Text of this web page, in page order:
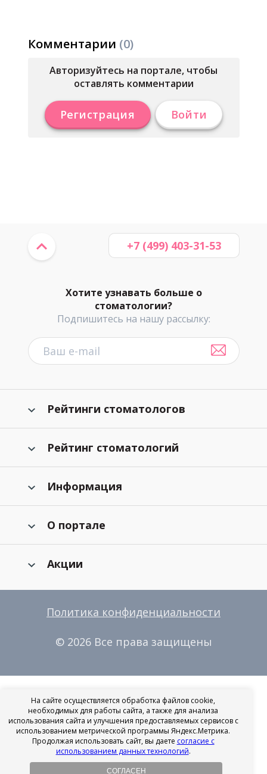
Комментарии (0)
Авторизуйтесь на портале, чтобы
оставлять комментарии
Регистрация Войти
Хотите узнавать больше о
стоматологии?
Подпишитесь на нашу рассылку:
+7 (499) 403-31-53
Рейтинги стоматологов
Рейтинг стоматологий
Информация
О портале
Акции
Политика конфиденциальности
© 2026 Все права защищены
На сайте осуществляется обработка файлов cookie,
необходимых для работы сайта, а также для анализа
использования сайта и улучшения предоставляемых сервисов с
использованием метрической программы Яндекс.Метрика.
Продолжая использовать сайт, вы даете согласие с
использованием данных технологий.
СОГЛАСЕН